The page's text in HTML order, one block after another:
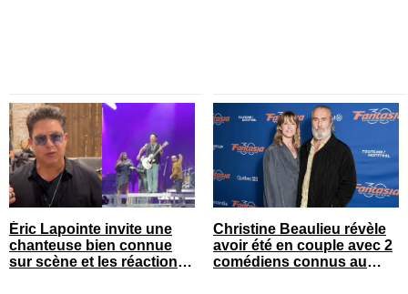
Éric Lapointe invite une
chanteuse bien connue
sur scène et les réactions
Christine Beaulieu révèle
avoir été en couple avec 2
comédiens connus au